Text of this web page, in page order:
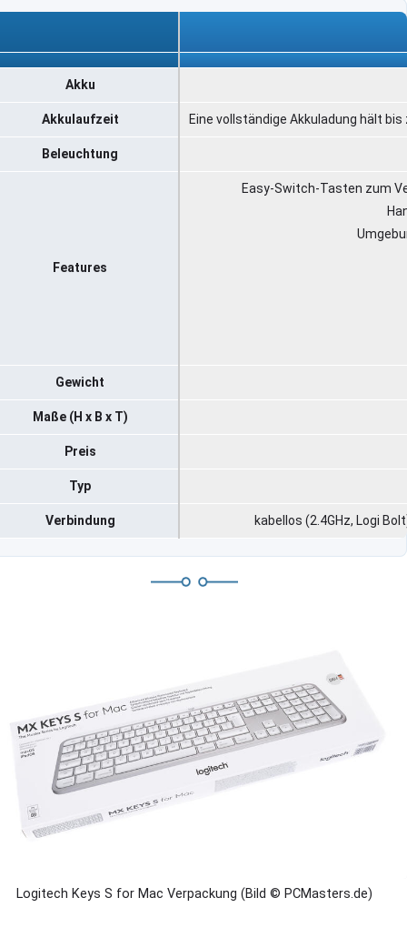
Akku
Akkulaufzeit Eine vollständige Akkuladung hält
Beleuchtung
Features
Easy-Switch-Tasten zum
Gewicht
Maße (H x B x T)
Preis
Typ
Verbindung kabellos (2.4GHz, Logi
Logitech Keys S for Mac Verpackung (Bild © PCMasters.de)